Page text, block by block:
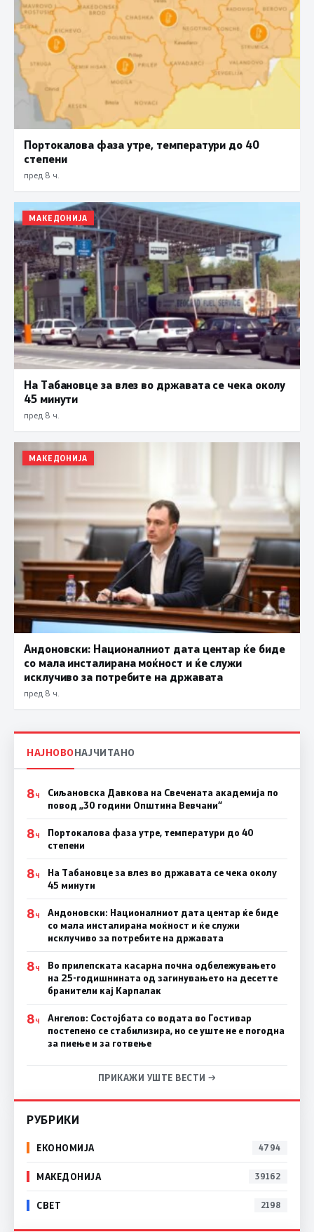
Портокалова фаза утре, температури до 40
степени
пред 8 ч.
МАКЕДОНИЈА
На Табановце за влез во државата се чека околу
45 минути
пред 8 ч.
МАКЕДОНИЈА
Андоновски: Националниот дата центар ќе биде
со мала инсталирана моќност и ќе служи
исклучиво за потребите на државата
пред 8 ч.
НАЈНОВОНАЈЧИТАНО
8Ч
Сиљановска Давкова на Свечената академија по
повод „30 години Општина Вевчани“
8Ч
Портокалова фаза утре, температури до 40
степени
8Ч
На Табановце за влез во државата се чека околу
45 минути
8Ч
Андоновски: Националниот дата центар ќе биде
со мала инсталирана моќност и ќе служи
исклучиво за потребите на државата
8Ч
Во прилепската касарна почна одбележувањето
на 25-годишнината од загинувањето на десетте
бранители кај Карпалак
8Ч
Ангелов: Состојбата со водата во Гостивар
постепено се стабилизира, но се уште не е погодна
за пиење и за готвење
ПРИКАЖИ УШТЕ ВЕСТИ →
РУБРИКИ
ЕКОНОМИЈА 4794
МАКЕДОНИЈА 39162
СВЕТ 2198